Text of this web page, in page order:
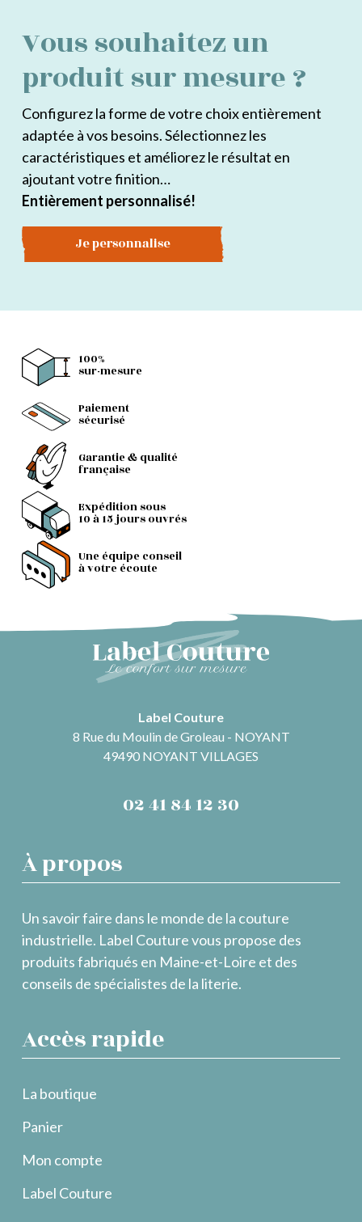
Vous souhaitez un
produit sur mesure ?
Configurez la forme de votre choix entièrement
adaptée à vos besoins. Sélectionnez les
caractéristiques et améliorez le résultat en
ajoutant votre finition…
Entièrement personnalisé!
Je personnalise
100%
sur-mesure
Paiement
sécurisé
Garantie & qualité
française
Expédition sous
10 à 15 jours ouvrés
Une équipe conseil
à votre écoute
Label Couture
8 Rue du Moulin de Groleau - NOYANT
49490 NOYANT VILLAGES
02 41 84 12 30
À propos
Un savoir faire dans le monde de la couture
industrielle. Label Couture vous propose des
produits fabriqués en Maine-et-Loire et des
conseils de spécialistes de la literie.
Accès rapide
La boutique
Panier
Mon compte
Label Couture